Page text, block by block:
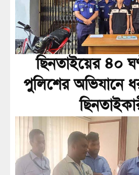
ছিনতাইয়ের ৪০
পুলিশের অভিযানে